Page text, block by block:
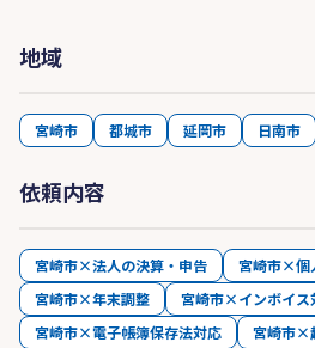
地域
宮崎市 都城市 延岡市 日南市
依頼内容
宮崎市×法人の決算・申告
宮崎市×個
宮崎市×年末調整
宮崎市×インボイス
宮崎市×電子帳簿保存法対応
宮崎市×